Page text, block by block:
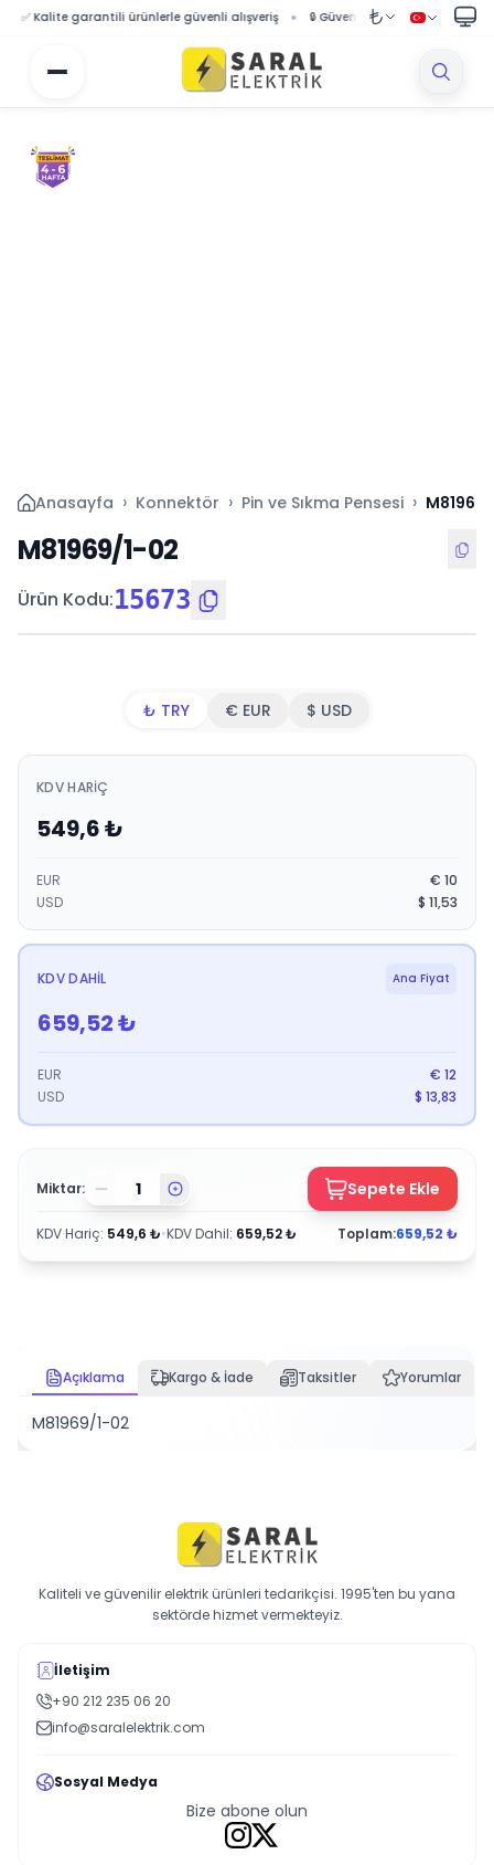
Kalite garantili ürünlerle güvenli alışveriş 🔒 Güvenli ödeme sistemi ile
Anasayfa › Konnektör › Pin ve Sıkma Pensesi ›
M81969/1-02
Ürün Kodu:15673
₺ TRY € EUR $ USD
KDV HARIÇ
549,6₺
EUR € 10
USD
$ 11,53
KDV DAHIL Ana Fiyat
659,52₺
EUR € 12
USD
$ 13,83
Miktar: Sepete Ekle
KDV Hariç: 549,6 ₺•KDV Dahil: 659,52₺ Toplam:659,52 ₺
Açıklama Kargo & İade Taksitler Yorumlar
M81969/1-02
Kaliteli ve güvenilir elektrik ürünleri tedarikçisi. 1995'ten bu yana
sektörde hizmet vermekteyiz.
İletişim
+90 212 235 06 20
info@saralelektrik.com
Sosyal Medya
Bize abone olun